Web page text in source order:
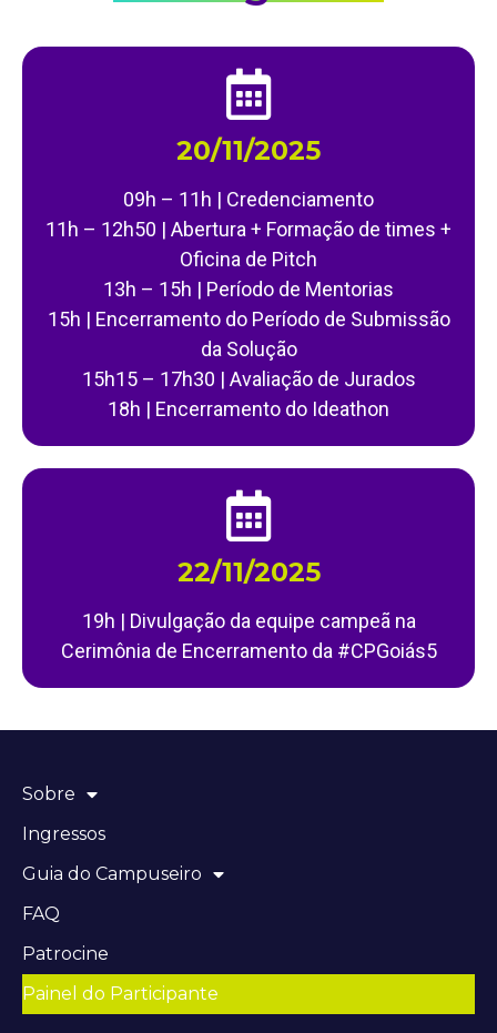
20/11/2025
09h – 11h | Credenciamento
11h – 12h50 | Abertura + Formação de times +
Oficina de Pitch
13h – 15h | Período de Mentorias
15h | Encerramento do Período de Submissão
da Solução
15h15 – 17h30 | Avaliação de Jurados
18h | Encerramento do Ideathon
22/11/2025
19h | Divulgação da equipe campeã na
Cerimônia de Encerramento da #CPGoiás5
Sobre
Ingressos
Guia do Campuseiro
FAQ
Patrocine
Painel do Participante